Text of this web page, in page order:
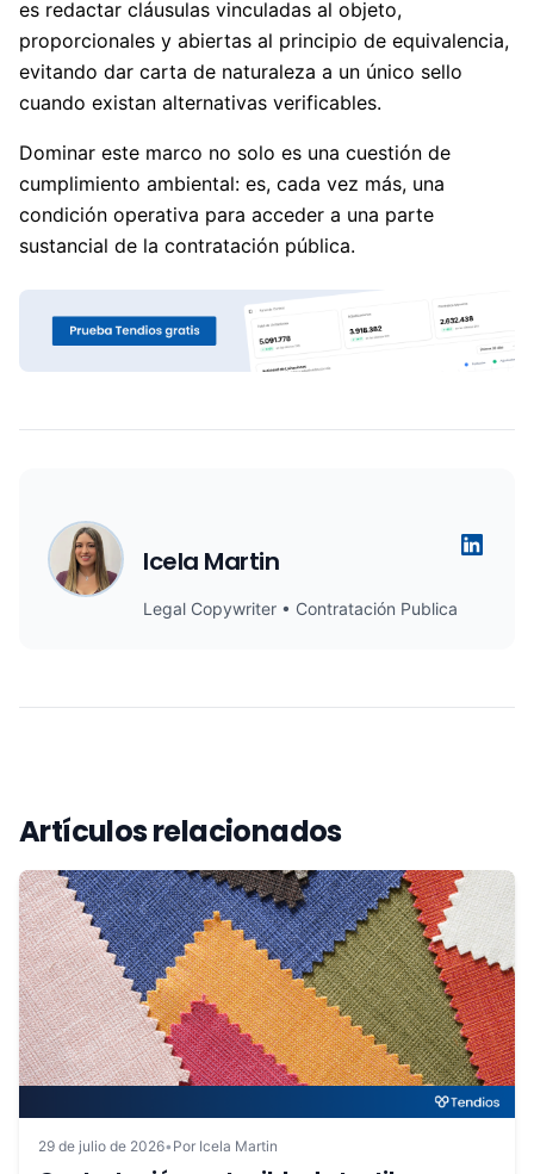
es redactar cláusulas vinculadas al objeto,
proporcionales y abiertas al principio de equivalencia,
evitando dar carta de naturaleza a un único sello
cuando existan alternativas verificables.
Dominar este marco no solo es una cuestión de
cumplimiento ambiental: es, cada vez más, una
condición operativa para acceder a una parte
sustancial de la contratación pública.
Icela Martin
Legal Copywriter • Contratación Publica
Artículos relacionados
29 de julio de 2026• Por Icela Martin